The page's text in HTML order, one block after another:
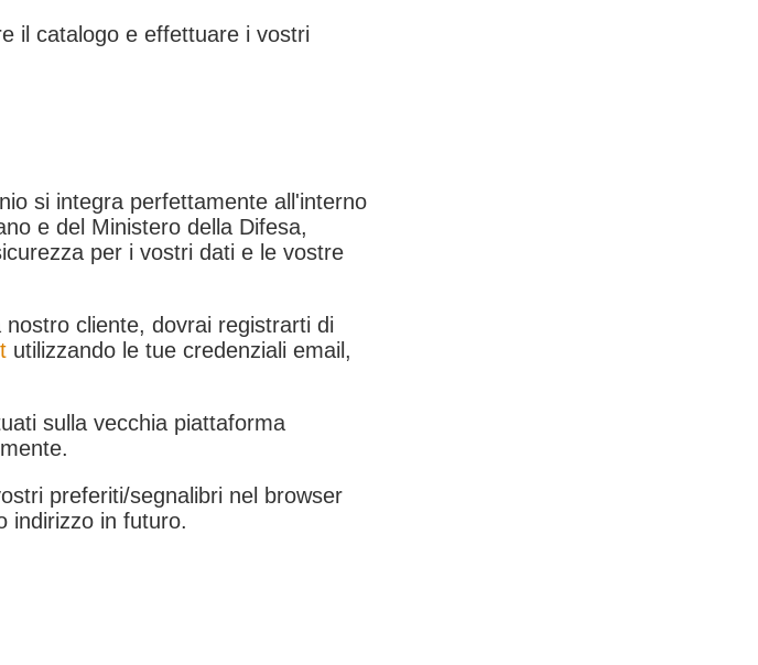
il catalogo e effettuare i vostri
si integra perfettamente all'interno
e del Ministero della Difesa,
per i vostri dati e le vostre
cliente, dovrai registrarti di
utilizzando le tue credenziali email,
sulla vecchia piattaforma
preferiti/segnalibri nel browser
indirizzo in futuro.